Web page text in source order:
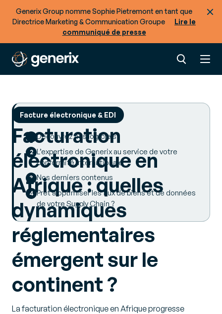
Generix Group nomme Sophie Pietremont en tant que
Directrice Marketing & Communication Groupe
Lire le
communiqué de presse
Facture électronique & EDI
Facturation
électronique en
Afrique : quelles
dynamiques
réglementaires
émergent sur le
continent ?
La facturation électronique en Afrique progresse
SOMMAIRE
Découvrez nos logiciels
L’expertise de Generix au service de votre
conformité internationale
Nos derniers contenus
Prêt à optimiser les flux de biens et de données
de votre Supply Chain ?